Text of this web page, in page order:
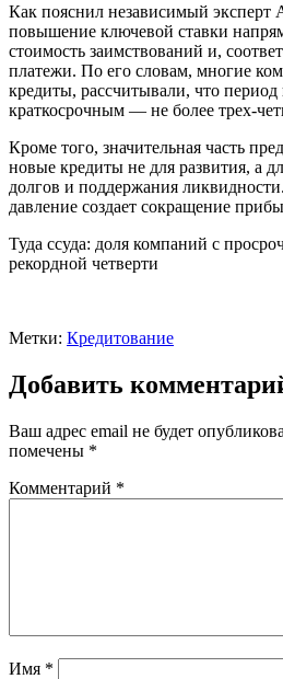
Как пояснил независимый эксперт
повышение ключевой ставки
стоимость заимствований и,
платежи. По его словам, многие
кредиты, рассчитывали, что период
краткосрочным — не более трех-
Кроме того, значительная часть
новые кредиты не для развития, а
долгов и поддержания
давление создает сокращение
Туда ссуда: доля компаний с
рекордной четверти
Метки: Кредитование
Добавить
Ваш адрес email не будет
помечены *
Комментарий *
Имя *